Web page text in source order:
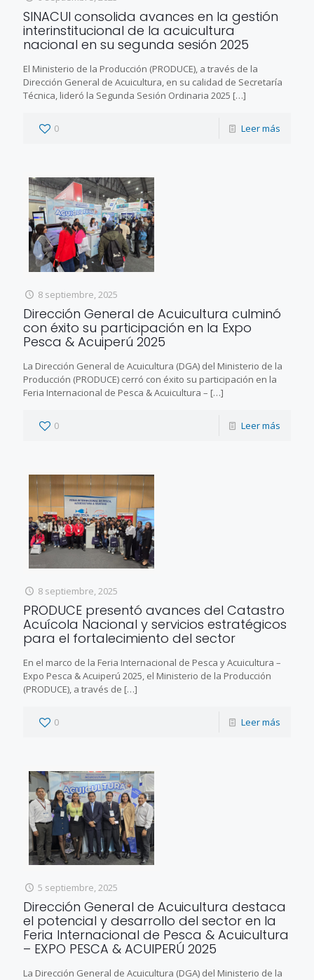
SINACUI consolida avances en la gestión
interinstitucional de la acuicultura
nacional en su segunda sesión 2025
El Ministerio de la Producción (PRODUCE), a través de la
Dirección General de Acuicultura, en su calidad de Secretaría
Técnica, lideró la Segunda Sesión Ordinaria 2025 […]
0 Leer más
8 septiembre, 2025
Dirección General de Acuicultura culminó
con éxito su participación en la Expo
Pesca & Acuiperú 2025
La Dirección General de Acuicultura (DGA) del Ministerio de la
Producción (PRODUCE) cerró con éxito su participación en la
Feria Internacional de Pesca & Acuicultura – […]
0 Leer más
8 septiembre, 2025
PRODUCE presentó avances del Catastro
Acuícola Nacional y servicios estratégicos
para el fortalecimiento del sector
En el marco de la Feria Internacional de Pesca y Acuicultura –
Expo Pesca & Acuiperú 2025, el Ministerio de la Producción
(PRODUCE), a través de […]
0 Leer más
5 septiembre, 2025
Dirección General de Acuicultura destaca
el potencial y desarrollo del sector en la
Feria Internacional de Pesca & Acuicultura
– EXPO PESCA & ACUIPERÚ 2025
La Dirección General de Acuicultura (DGA) del Ministerio de la